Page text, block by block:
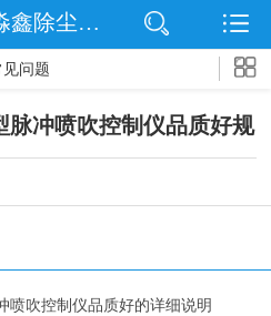
网站首页
公司动态
泊头市淼鑫除尘配件销售处
见问题
脉冲喷吹控制仪品质好规
喷吹控制仪品质好的详细说明